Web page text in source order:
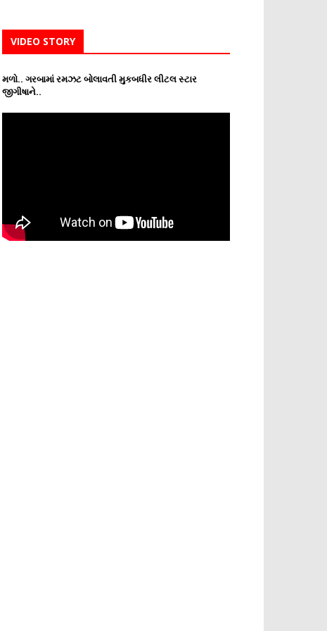
VIDEO STORY
મળો.. ગરબામાં રમઝટ બોલાવતી મુકબધીર લીટલ સ્ટાર
જીગીષાને..